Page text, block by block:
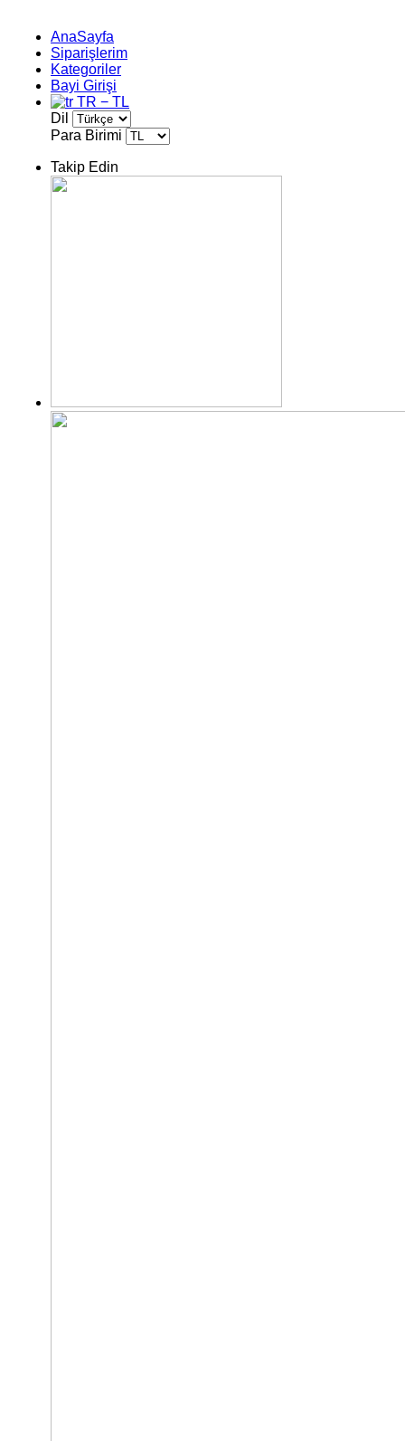
AnaSayfa
Siparişlerim
Kategoriler
Bayi Girişi
TR − TL
Dil
Para Birimi
Takip Edin